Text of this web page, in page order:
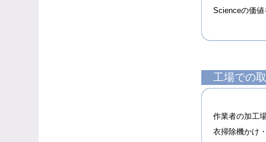
Scienceの価
工場での
作業者の加工
衣掃除機かけ